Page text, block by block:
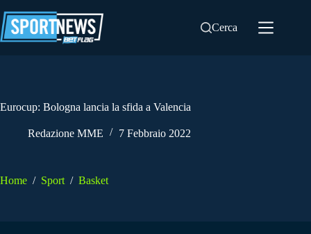
al
contenuto
Cerca
Eurocup: Bologna lancia la sfida a Valencia
Redazione MME 7 Febbraio 2022
Home / Sport / Basket